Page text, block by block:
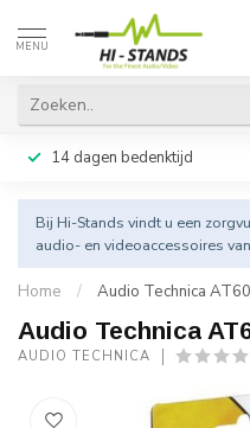
MENU
14 dagen bedenktijd
Bij Hi-Stands vindt u een
audio- en videoaccessoires
Home / Audio Technica
Audio Technica
AUDIO TECHNICA